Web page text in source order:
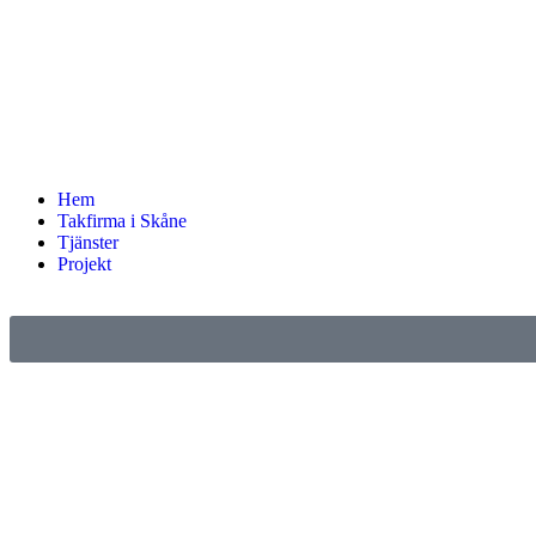
Hem
Takfirma i Skåne
Tjänster
Projekt